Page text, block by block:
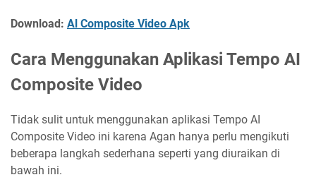
Download: Al Composite Video Apk
Cara Menggunakan Aplikasi Tempo AI
Composite Video
Tidak sulit untuk menggunakan aplikasi Tempo AI
Composite Video ini karena Agan hanya perlu mengikuti
beberapa langkah sederhana seperti yang diuraikan di
bawah ini.